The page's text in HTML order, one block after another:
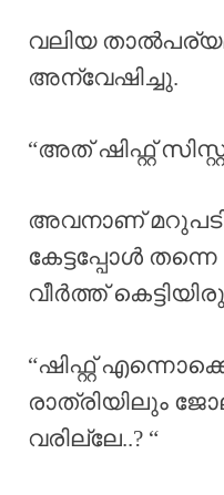
വലിയ
അന്വേഷിച്ചു.
“അത് ഷിഫ്റ്റ്
അവനാണ്
കേട്ടപ്പോൾ
വീർത്ത്
“ഷിഫ്റ്റ്
രാത്രിയിലും
വരില്ലേ..? “